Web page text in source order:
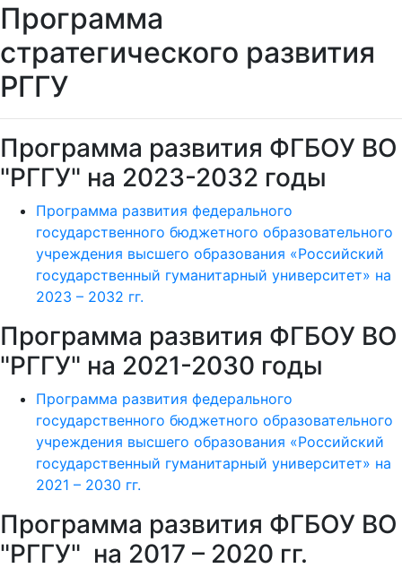
Программа
стратегического развития
РГГУ
Программа развития ФГБОУ ВО
"РГГУ" на 2023-2032 годы
Программа развития федерального
государственного бюджетного образовательного
учреждения высшего образования «Российский
государственный гуманитарный университет» на
2023 – 2032 гг.
Программа развития ФГБОУ ВО
"РГГУ" на 2021-2030 годы
Программа развития федерального
государственного бюджетного образовательного
учреждения высшего образования «Российский
государственный гуманитарный университет» на
2021 – 2030 гг.
Программа развития ФГБОУ ВО
"РГГУ" на 2017 – 2020 гг.